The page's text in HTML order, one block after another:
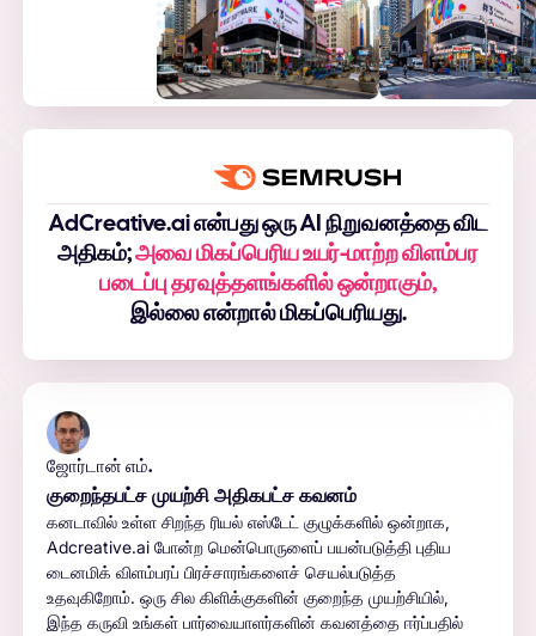
AdCreative.ai என்பது ஒரு AI நிறுவனத்தை விட
அதிகம்;அவை மிகப்பெரிய உயர்-மாற்ற விளம்பர
படைப்பு தரவுத்தளங்களில் ஒன்றாகும்,
இல்லை என்றால் மிகப்பெரியது.
ஜோர்டான் எம்.
குறைந்தபட்ச முயற்சி அதிகபட்ச கவனம்
கனடாவில் உள்ள சிறந்த ரியல் எஸ்டேட் குழுக்களில் ஒன்றாக,
Adcreative.ai போன்ற மென்பொருளைப் பயன்படுத்தி புதிய
டைனமிக் விளம்பரப் பிரச்சாரங்களைச் செயல்படுத்த
உதவுகிறோம். ஒரு சில கிளிக்குகளின் குறைந்த முயற்சியில்,
இந்த கருவி உங்கள் பார்வையாளர்களின் கவனத்தை ஈர்ப்பதில்